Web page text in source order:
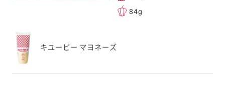
84g
キユーピー マヨネーズ